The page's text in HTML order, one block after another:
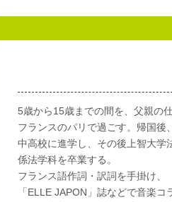
5歳から15歳までの間を、父親の
フランスのパリで過ごす。帰国後
中高校に進学し、その後上智大学
係法学科を卒業する。
フランス語作詞・訳詞を手掛け、
「ELLE JAPON」誌などで音楽コ